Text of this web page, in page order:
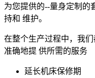
为您提供的--量身定制的
持和 维护。
在整个生产过程中，我
准确地提 供所需的服务
延长机床保修期